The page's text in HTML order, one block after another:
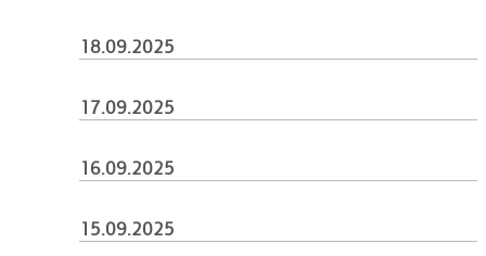
18.09.2025
17.09.2025
16.09.2025
15.09.2025